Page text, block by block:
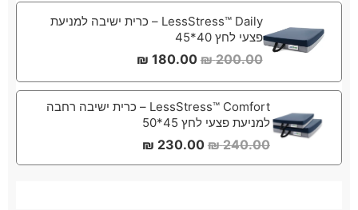
LessStress™ Daily – כרית ישיבה למניעת
פצעי לחץ 40*45
200.00
₪
180.00
₪
LessStress™ Comfort – כרית ישיבה רחבה
למניעת פצעי לחץ 45*50
240.00
₪
230.00
₪